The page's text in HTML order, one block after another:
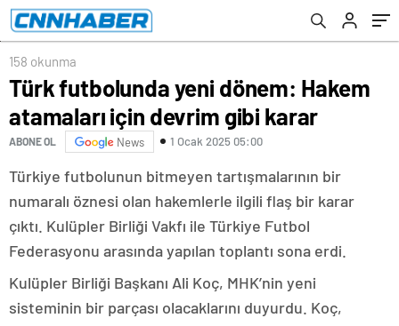
158 okunma
Türk futbolunda yeni dönem: Hakem
atamaları için devrim gibi karar
ABONE OL News 1 Ocak 2025 05:00
Türkiye futbolunun bitmeyen tartışmalarının bir
numaralı öznesi olan hakemlerle ilgili flaş bir karar
çıktı. Kulüpler Birliği Vakfı ile Türkiye Futbol
Federasyonu arasında yapılan toplantı sona erdi.
Kulüpler Birliği Başkanı Ali Koç, MHK’nin yeni
sisteminin bir parçası olacaklarını duyurdu. Koç,